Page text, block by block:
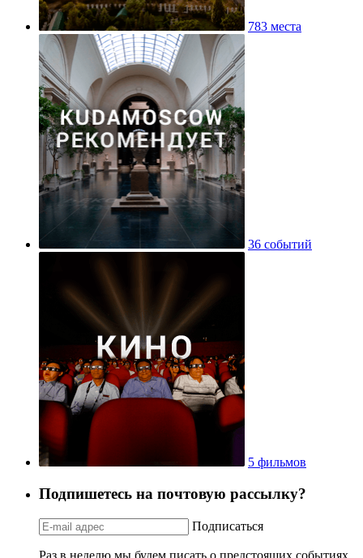
783 места
36 событий
5 фильмов
Подпишетесь на почтовую рассылку?
Подписаться
Раз в неделю мы будем писать о предстоящих событиях